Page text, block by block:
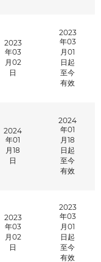
2023
年03
月02
日
2023
年03
月01
日起
至今
有效
2024
年01
月18
日
2024
年01
月18
日起
至今
有效
2023
年03
月02
日
2023
年03
月01
日起
至今
有效